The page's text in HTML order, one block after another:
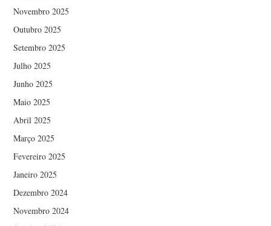
Novembro 2025
Outubro 2025
Setembro 2025
Julho 2025
Junho 2025
Maio 2025
Abril 2025
Março 2025
Fevereiro 2025
Janeiro 2025
Dezembro 2024
Novembro 2024